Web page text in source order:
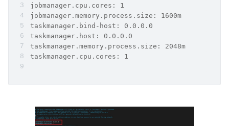
jobmanager.cpu.cores: 1
jobmanager.memory.process.size: 1600m
taskmanager.bind-host: 0.0.0.0
taskmanager.host: 0.0.0.0
taskmanager.memory.process.size: 2048m
taskmanager.cpu.cores: 1